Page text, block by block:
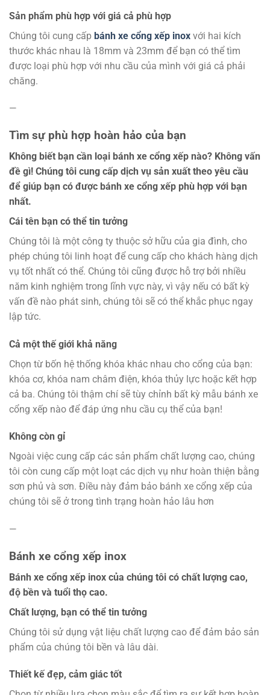
Sản phẩm phù hợp với giá cả phù hợp
Chúng tôi cung cấp bánh xe cổng xếp inox với hai kích
thước khác nhau là 18mm và 23mm để bạn có thể tìm
được loại phù hợp với nhu cầu của mình với giá cả phải
chăng.
—
Tìm sự phù hợp hoàn hảo của bạn
Không biết bạn cần loại bánh xe cổng xếp nào? Không vấn
đề gì! Chúng tôi cung cấp dịch vụ sản xuất theo yêu cầu
để giúp bạn có được bánh xe cổng xếp phù hợp với bạn
nhất.
Cái tên bạn có thể tin tưởng
Chúng tôi là một công ty thuộc sở hữu của gia đình, cho
phép chúng tôi linh hoạt để cung cấp cho khách hàng dịch
vụ tốt nhất có thể. Chúng tôi cũng được hỗ trợ bởi nhiều
năm kinh nghiệm trong lĩnh vực này, vì vậy nếu có bất kỳ
vấn đề nào phát sinh, chúng tôi sẽ có thể khắc phục ngay
lập tức.
Cả một thế giới khả năng
Chọn từ bốn hệ thống khóa khác nhau cho cổng của bạn:
khóa cơ, khóa nam châm điện, khóa thủy lực hoặc kết hợp
cả ba. Chúng tôi thậm chí sẽ tùy chỉnh bất kỳ mẫu bánh xe
cổng xếp nào để đáp ứng nhu cầu cụ thể của bạn!
Không còn gỉ
Ngoài việc cung cấp các sản phẩm chất lượng cao, chúng
tôi còn cung cấp một loạt các dịch vụ như hoàn thiện bằng
sơn phủ và sơn. Điều này đảm bảo bánh xe cổng xếp của
chúng tôi sẽ ở trong tình trạng hoàn hảo lâu hơn
—
Bánh xe cổng xếp inox
Bánh xe cổng xếp inox của chúng tôi có chất lượng cao,
độ bền và tuổi thọ cao.
Chất lượng, bạn có thể tin tưởng
Chúng tôi sử dụng vật liệu chất lượng cao để đảm bảo sản
phẩm của chúng tôi bền và lâu dài.
Thiết kế đẹp, cảm giác tốt